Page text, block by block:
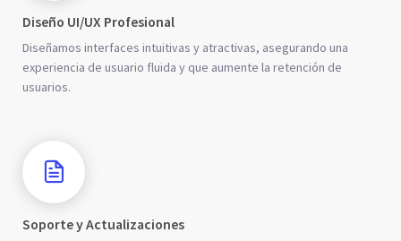
Diseño UI/UX Profesional
Diseñamos interfaces intuitivas y atractivas, asegurando una
experiencia de usuario fluida y que aumente la retención de
usuarios.
Soporte y Actualizaciones